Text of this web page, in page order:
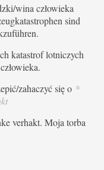
wina człowieka
sind
katastrof lotniczych
zahaczyć się o *
verhakt. Moja torba